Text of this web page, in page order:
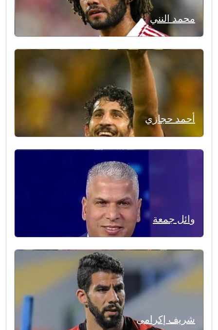
محمد النني
أحمد حجازي
وائل جمعة
شريف إكرامي